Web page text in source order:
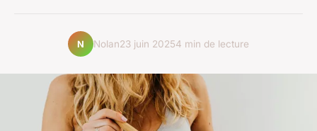
N Nolan23 juin 20254 min de lecture